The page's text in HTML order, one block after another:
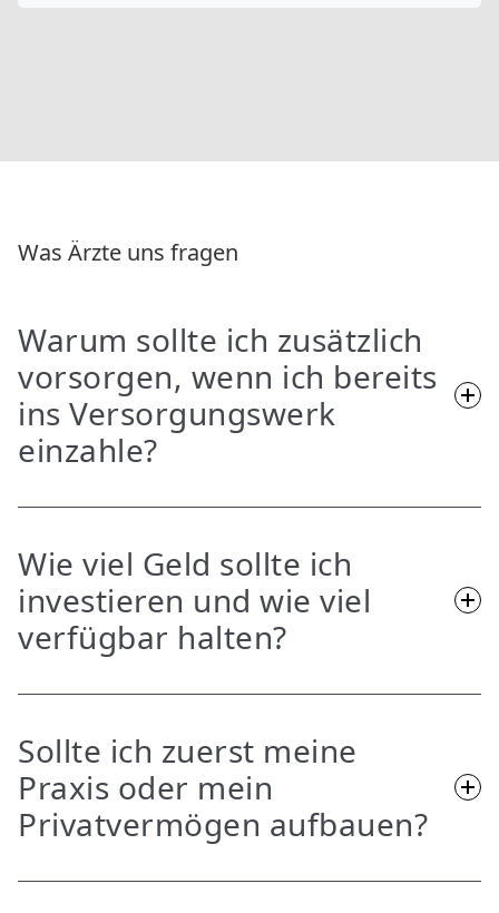
Was Ärzte uns fragen
Warum sollte ich zusätzlich
vorsorgen, wenn ich bereits
ins Versorgungswerk
einzahle?
finanzielle Planung berücksichtigt zusätzlich
Privatvermögen, Liquidität, Praxisvermögen und
persönliche Ziele.
Wie viel Geld sollte ich
investieren und wie viel
verfügbar halten?
Rücklagen, Praxisplanung und persönliche Ziele.
Erst wenn ausreichend Liquidität vorhanden ist,
lässt sich langfristig investieren.
Sollte ich zuerst meine
Praxis oder mein
Privatvermögen aufbauen?